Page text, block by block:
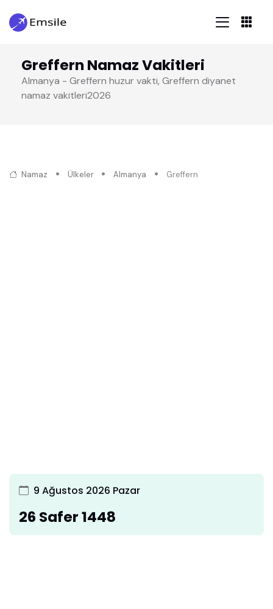
Greffern Namaz Vakitleri
Almanya - Greffern huzur vakti, Greffern diyanet
namaz vakitleri2026
Namaz Ülkeler Almanya Greffern
9 Ağustos 2026 Pazar
26 Safer 1448